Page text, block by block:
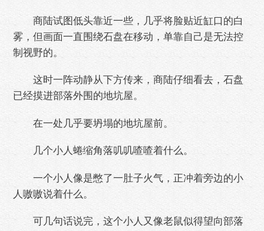
商陆试图低头靠近一些，几乎将脸贴近缸口的白
雾，但画面一直围绕石盘在移动，单靠自己是无法控
制视野的。
这时一阵动静从下方传来，商陆仔细看去，石盘
已经摸进部落外围的地坑屋。
在一处几乎要坍塌的地坑屋前。
几个小人蜷缩角落叽叽喳喳着什么。
一个小人像是憋了一肚子火气，正冲着旁边的小
人嗷嗷说着什么。
可几句话说完，这个小人又像老鼠似得望向部落